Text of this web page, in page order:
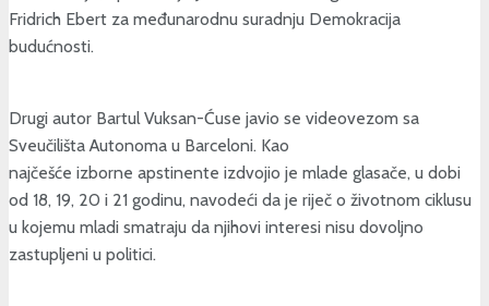
Fridrich Ebert za međunarodnu suradnju Demokracija
budućnosti.
Drugi autor Bartul Vuksan-Ćuse javio se videovezom sa
Sveučilišta Autonoma u Barceloni. Kao
najčešće izborne apstinente izdvojio je mlade glasače, u dobi
od 18, 19, 20 i 21 godinu, navodeći da je riječ o životnom ciklusu
u kojemu mladi smatraju da njihovi interesi nisu dovoljno
zastupljeni u politici.